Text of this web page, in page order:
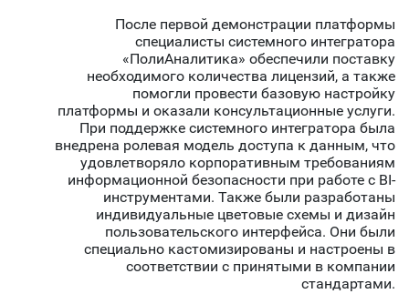
После первой демонстрации платформы
специалисты системного интегратора
«ПолиАналитика» обеспечили поставку
необходимого количества лицензий, а также
помогли провести базовую настройку
платформы и оказали консультационные услуги.
При поддержке системного интегратора была
внедрена ролевая модель доступа к данным, что
удовлетворяло корпоративным требованиям
информационной безопасности при работе с BI-
инструментами. Также были разработаны
индивидуальные цветовые схемы и дизайн
пользовательского интерфейса. Они были
специально кастомизированы и настроены в
соответствии с принятыми в компании
стандартами.